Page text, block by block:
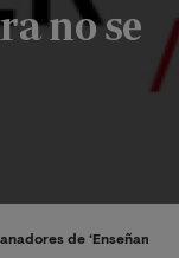
no se
de ‘Enseñamos